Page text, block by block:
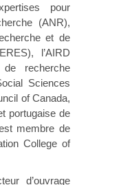
pour
(ANR),
et de
l’AIRD
de recherche
Sciences
of Canada,
portugaise de
membre de
College of
d’ouvrage